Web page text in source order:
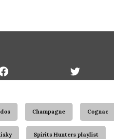
Champagne Cognac
Spirits Hunters playlist